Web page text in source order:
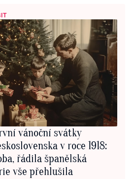
vánoční svátky
v roce 1918:
řádila španělská
vše přehlušila